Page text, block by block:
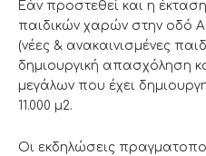
Εάν προστεθεί και η
παιδικών χαρών στην οδό
(νέες & ανακαινισμένες
δημιουργική απασχόληση
μεγάλων που έχει
11.000 μ2.
Οι εκδηλώσεις